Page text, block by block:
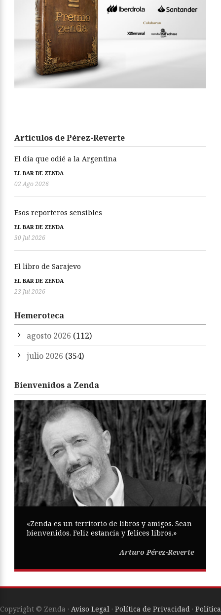
Artículos de Pérez-Reverte
El día que odié a la Argentina
EL BAR DE ZENDA
02 Ago 2026
Esos reporteros sensibles
EL BAR DE ZENDA
30 Jul 2026
El libro de Sarajevo
EL BAR DE ZENDA
23 Jul 2026
Hemeroteca
agosto 2026 (112)
julio 2026 (354)
Bienvenidos a Zenda
«Zenda es un territorio de libros y amigos. Sean
bienvenidos. Feliz estancia y felices libros.»
Arturo Pérez-Reverte
Copyright © Zenda · Aviso Legal · Política de Privacidad · Política